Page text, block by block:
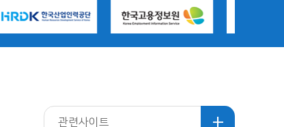
관련사이트